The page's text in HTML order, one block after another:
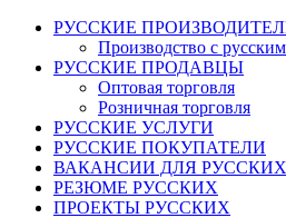
РУССКИЕ
Производство с
РУССКИЕ ПРОДАВЦЫ
Оптовая торговля
Розничная торговля
РУССКИЕ УСЛУГИ
РУССКИЕ ПОКУПАТЕЛИ
ВАКАНСИИ ДЛЯ РУССКИХ
РЕЗЮМЕ РУССКИХ
ПРОЕКТЫ РУССКИХ